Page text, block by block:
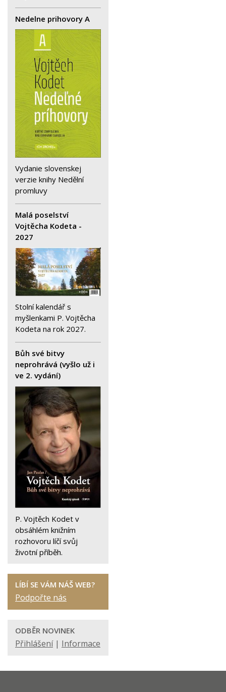
Nedelne prihovory A
Vydanie slovenskej
verzie knihy Nedělní
promluvy
Malá poselství
Vojtěcha Kodeta -
2027
Stolní kalendář s
myšlenkami P. Vojtěcha
Kodeta na rok 2027.
Bůh své bitvy
neprohrává (vyšlo už i
ve 2. vydání)
P. Vojtěch Kodet v
obsáhlém knižním
rozhovoru líčí svůj
životní příběh.
LÍBÍ SE VÁM NÁŠ WEB?
Podpořte nás
ODBĚR NOVINEK
Přihlášení| Informace